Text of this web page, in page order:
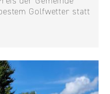
Golfwetter statt